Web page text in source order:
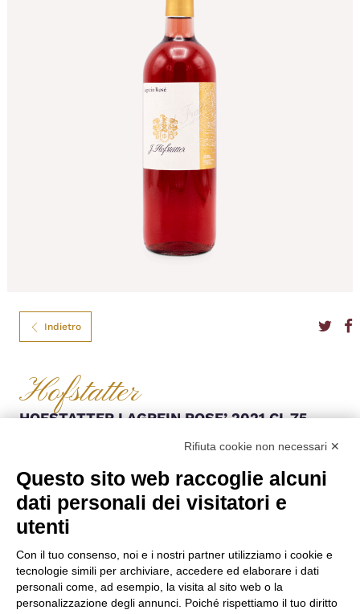
Indietro
Hofstatter
HOFSTATTER LAGREIN ROSE’ 2021 CL.75
Al naso esprime una fragranza di profumi tipici di un vino bianco ed un
ed equilibrato, spicca per una buona acidità ed un’ottima persistenza.
Colore
Rosè
Formato
75
Denominazione
Nazione
Italia
Regione
Trentino Alto Adige
Anno
2021
Vitigno
Lagrein
Rifiuta cookie non necessari ✕
Questo sito web raccoglie alcuni
dati personali dei visitatori e
utenti
Con il tuo consenso, noi e i nostri partner utilizziamo i cookie e
tecnologie simili per archiviare, accedere ed elaborare i dati
personali come, ad esempio, la visita al sito web o la
personalizzazione degli annunci. Poiché rispettiamo il tuo diritto